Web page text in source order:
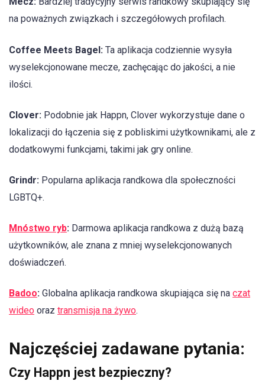
na poważnych związkach i szczegółowych profilach.
Coffee Meets Bagel: Ta aplikacja codziennie wysyła
wyselekcjonowane mecze, zachęcając do jakości, a nie
ilości.
Clover: Podobnie jak Happn, Clover wykorzystuje dane o
lokalizacji do łączenia się z pobliskimi użytkownikami, ale z
dodatkowymi funkcjami, takimi jak gry online.
Grindr: Popularna aplikacja randkowa dla społeczności
LGBTQ+.
Mnóstwo ryb: Darmowa aplikacja randkowa z dużą bazą
użytkowników, ale znana z mniej wyselekcjonowanych
doświadczeń.
Badoo: Globalna aplikacja randkowa skupiająca się na czat
wideo oraz transmisja na żywo.
Najczęściej zadawane pytania:
Czy Happn jest bezpieczny?